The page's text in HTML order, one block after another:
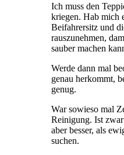
Ich muss den
kriegen. Hab mich
Beifahrersitz und
rauszunehmen,
sauber machen
Werde dann mal
genau herkommt,
genug.
War sowieso mal
Reinigung. Ist
aber besser, als
suchen.